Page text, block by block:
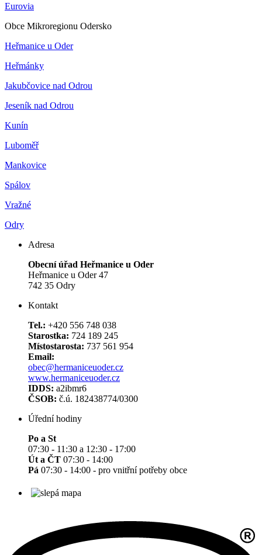
Eurovia
Obce Mikroregionu Odersko
Heřmanice u Oder
Heřmánky
Jakubčovice nad Odrou
Jeseník nad Odrou
Kunín
Luboměř
Mankovice
Spálov
Vražné
Odry
Adresa
Obecní úřad Heřmanice u Oder
Heřmanice u Oder 47
742 35 Odry
Kontakt
Tel.: +420 556 748 038
Starostka: 724 189 245
Místostarosta: 737 561 954
Email:
obec@hermaniceuoder.cz
www.hermaniceuoder.cz
IDDS: a2ibmr6
ČSOB: č.ú. 182438774/0300
Úřední hodiny
Po a St
07:30 - 11:30 a 12:30 - 17:00
Út a ČT 07:30 - 14:00
Pá 07:30 - 14:00 - pro vnitřní potřeby obce